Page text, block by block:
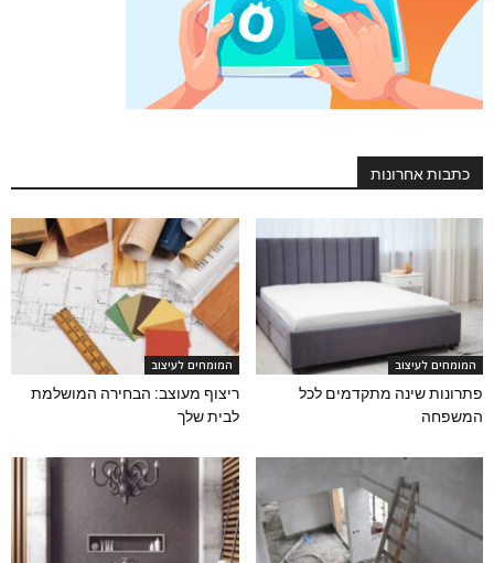
כתבות אחרונות
המומחים לעיצוב
פתרונות שינה מתקדמים לכל
המשפחה
המומחים לעיצוב
ריצוף מעוצב: הבחירה המושלמת
לבית שלך